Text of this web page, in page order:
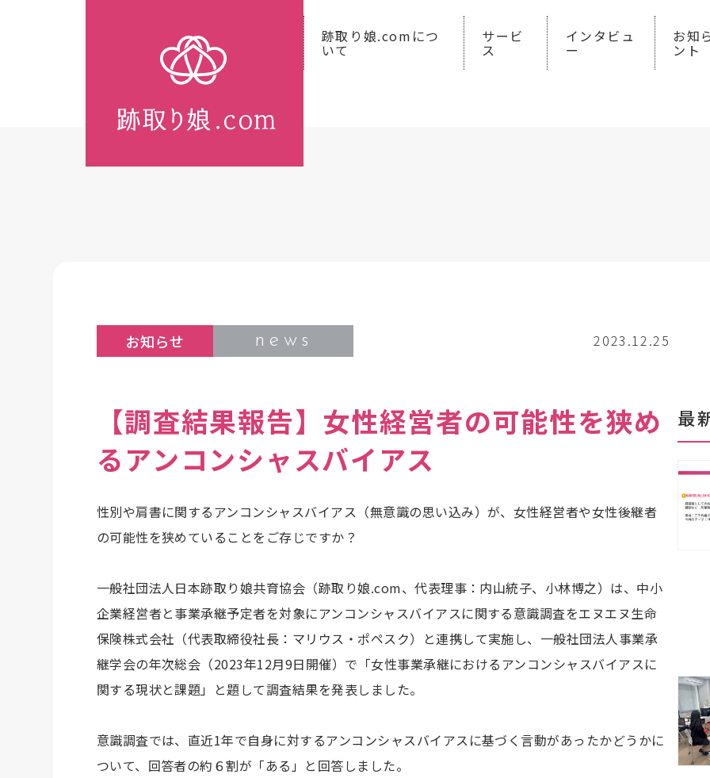
跡取り娘.comにつ
いて
サービ
ス
インタビュ
ー
お知
ント
お知らせ news 2023.12.25
【調査結果報告】女性経営者の可能性を狭め
るアンコンシャスバイアス
性別や肩書に関するアンコンシャスバイアス（無意識の思い込み）が、女性経営者や女性後継者
の可能性を狭めていることをご存じですか？
一般社団法人日本跡取り娘共育協会（跡取り娘.com、代表理事：内山統子、小林博之）は、中小
企業経営者と事業承継予定者を対象にアンコンシャスバイアスに関する意識調査をエヌエヌ生命
保険株式会社（代表取締役社長：マリウス・ポペスク）と連携して実施し、一般社団法人事業承
継学会の年次総会（2023年12月9日開催）で「女性事業承継におけるアンコンシャスバイアスに
関する現状と課題」と題して調査結果を発表しました。
意識調査では、直近1年で自身に対するアンコンシャスバイアスに基づく言動があったかどうかに
ついて、回答者の約６割が「ある」と回答しました。
最